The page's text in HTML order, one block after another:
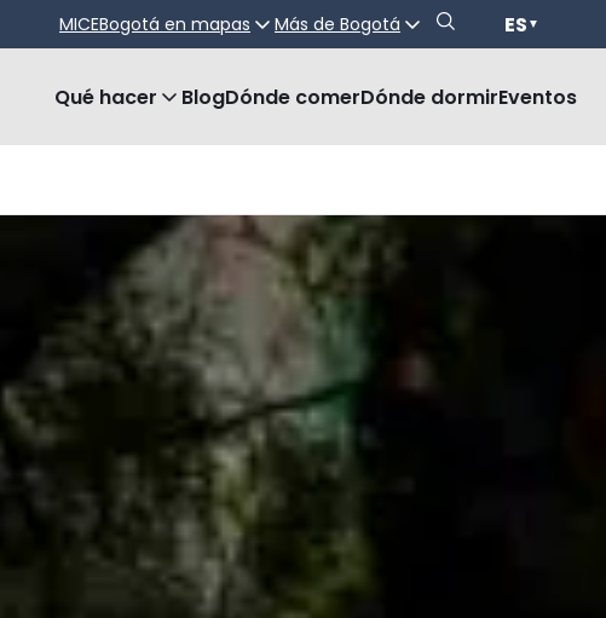
MICEBogotá en mapas Más de Bogotá ES ▼
Qué hacer BlogDónde comerDónde dormirEventos